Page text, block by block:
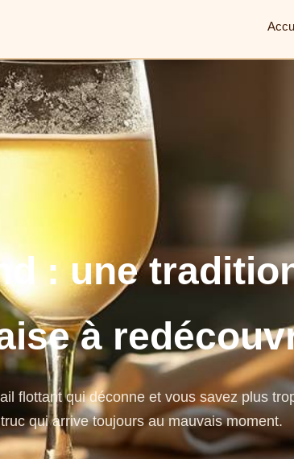
: une
à
flottant qui déconne et vous savez plus
qui arrive toujours au mauvais moment.